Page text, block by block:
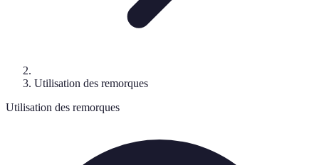
Utilisation des remorques
Utilisation des remorques